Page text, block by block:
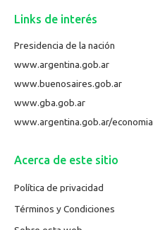
Links de interés
Presidencia de la nación
www.argentina.gob.ar
www.buenosaires.gob.ar
www.gba.gob.ar
www.argentina.gob.ar/economia
Acerca de este sitio
Política de privacidad
Términos y Condiciones